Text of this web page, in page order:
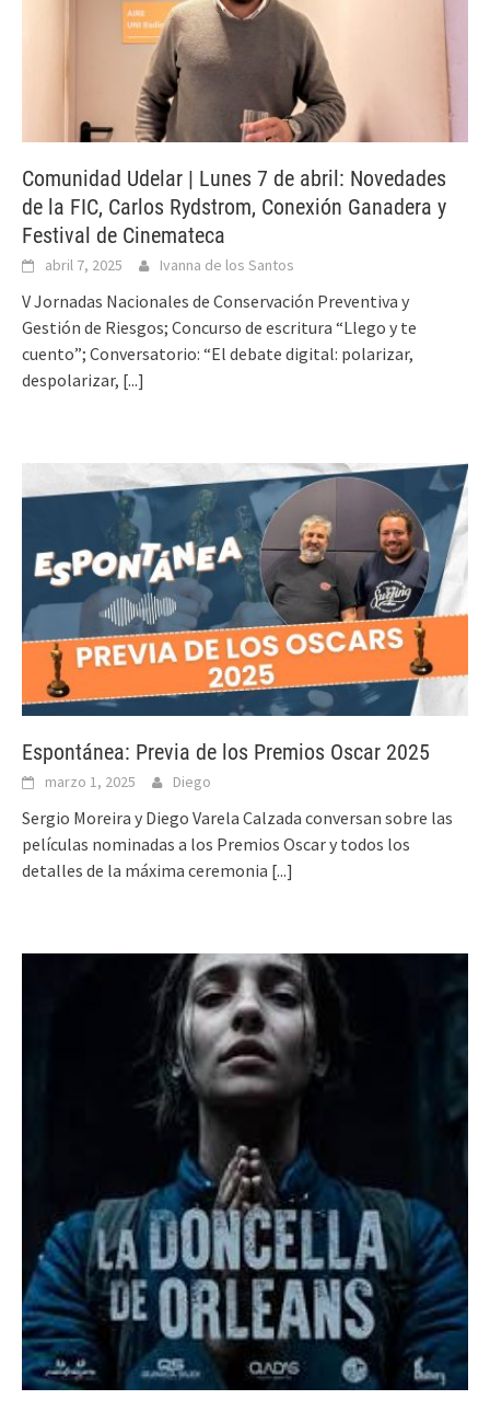
Comunidad Udelar | Lunes 7 de abril: Novedades
de la FIC, Carlos Rydstrom, Conexión Ganadera y
Festival de Cinemateca
abril 7, 2025 Ivanna de los Santos
V Jornadas Nacionales de Conservación Preventiva y
Gestión de Riesgos; Concurso de escritura “Llego y te
cuento”; Conversatorio: “El debate digital: polarizar,
despolarizar, [...]
Espontánea: Previa de los Premios Oscar 2025
marzo 1, 2025 Diego
Sergio Moreira y Diego Varela Calzada conversan sobre las
películas nominadas a los Premios Oscar y todos los
detalles de la máxima ceremonia [...]